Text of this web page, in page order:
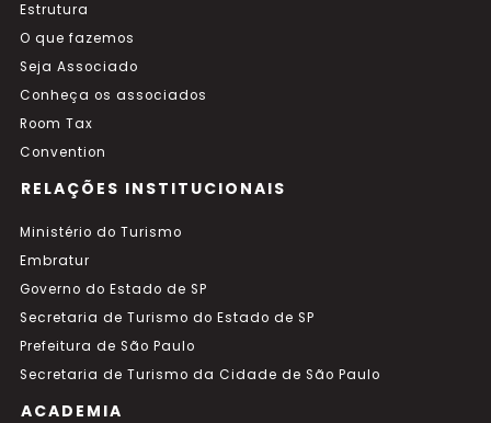
Estrutura
O que fazemos
Seja Associado
Conheça os associados
Room Tax
Convention
RELAÇÕES INSTITUCIONAIS
Ministério do Turismo
Embratur
Governo do Estado de SP
Secretaria de Turismo do Estado de SP
Prefeitura de São Paulo
Secretaria de Turismo da Cidade de São Paulo
ACADEMIA